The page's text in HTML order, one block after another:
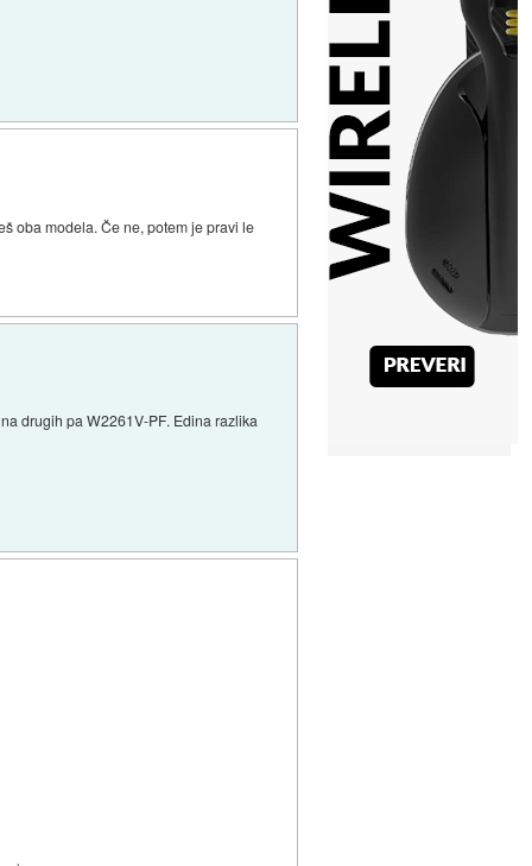
oba modela. Če ne, potem je pravi le
drugih pa W2261V-PF. Edina razlika